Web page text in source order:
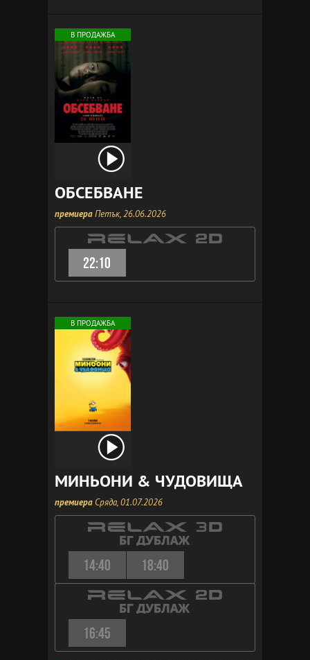
В ПРОДАЖБА
ОБСЕБВАНЕ
премиераПетък, 26.06.2026
22:10
В ПРОДАЖБА
МИНЬОНИ & ЧУДОВИЩА
премиера Сряда, 01.07.2026
14:40 18:40
16:45